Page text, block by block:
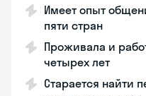
Имеет опыт
пяти стран
Проживала и
четырех лет
Старается найти